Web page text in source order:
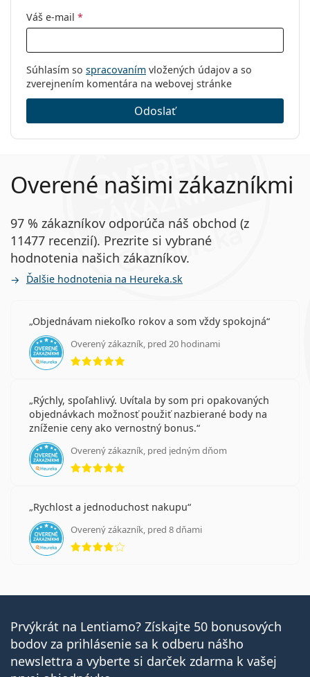
Váš e-mail *
Súhlasím so spracovaním vložených údajov a so
zverejnením komentára na webovej stránke
Odoslať
Overené našimi zákazníkmi
97 % zákazníkov odporúča náš obchod (z
11477 recenzií). Prezrite si vybrané
hodnotenia našich zákazníkov.
Ďalšie hodnotenia na Heureka.sk
Objednávam niekoľko rokov a som vždy spokojná
Overený zákazník, pred 20 hodinami
hodnotenie 5 z 5
Rýchly, spoľahlivý. Uvítala by som pri opakovaných
objednávkach možnosť použiť nazbierané body na
zníženie ceny ako vernostný bonus.
Overený zákazník, pred jedným dňom
hodnotenie 5 z 5
Rychlost a jednoduchost nakupu
Overený zákazník, pred 8 dňami
hodnotenie 4 z 5
Prvýkrát na Lentiamo? Získajte 50 bonusových
bodov za prihlásenie sa k odberu nášho
newslettra a vyberte si darček zdarma k vašej